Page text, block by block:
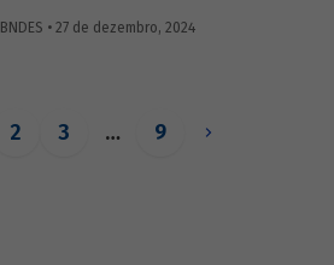
operacional, as entregas e os impactos
BNDES • 27 de dezembro, 2024
2 3 … 9